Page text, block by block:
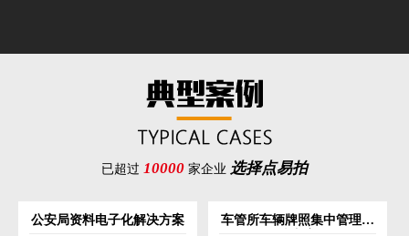
已超过 10000 家企业 选择点易拍
公安局资料电子化解决方案
车管所车辆牌照集中管理解